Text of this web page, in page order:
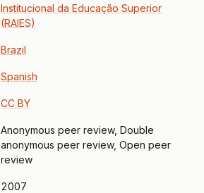
Institucional da Educação Superior
(RAIES)
Brazil
Spanish
CC BY
Anonymous peer review, Double
anonymous peer review, Open peer
review
2007